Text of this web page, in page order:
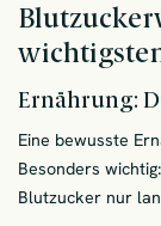
Ernährung:
Eine bewusste
Besonders
Blutzucker nur